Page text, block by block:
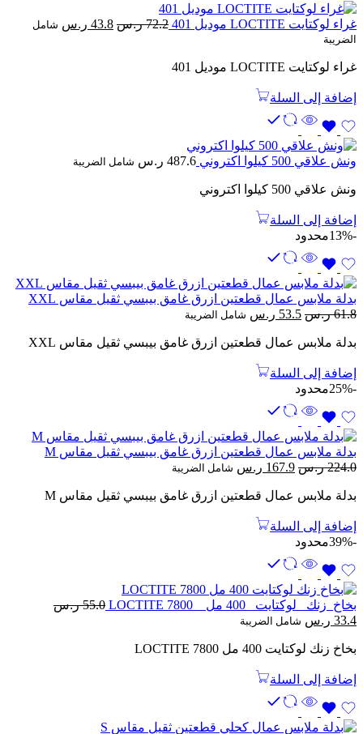
غراء لوكتايت LOCTITE موديل 401 72.2 ر.س السعر
43.8 ر.س السعر
شامل
الضريبة
غراء لوكتايت LOCTITE موديل 401
إضافة إلى السلة
ونش علاقي 500 كيلوا اكتروني 487.6 ر.س شامل الضريبة
ونش علاقي 500 كيلوا اكتروني
إضافة إلى السلة
-13%
محدود
بدلة ملابس عمال قطعتين ازرق غامق بيبسي ثقيل مقاس XXL
61.8 ر.س السعر
هو:
53.5 ر.س السعر
هو:
شامل الضريبة
بدلة ملابس عمال قطعتين ازرق غامق بيبسي ثقيل مقاس XXL
إضافة إلى السلة
-25%
محدود
بدلة ملابس عمال قطعتين ازرق غامق بيبسي ثقيل مقاس M
224.0 ر.س السعر
هو:
167.9 ر.س السعر
هو:
شامل الضريبة
بدلة ملابس عمال قطعتين ازرق غامق بيبسي ثقيل مقاس M
إضافة إلى السلة
-39%
محدود
بخاخ زنك لوكتايت 400 مل LOCTITE 7800 55.0 ر.س
السعر
هو:
33.4 ر.س السعر
هو:
شامل الضريبة
بخاخ زنك لوكتايت 400 مل LOCTITE 7800
إضافة إلى السلة